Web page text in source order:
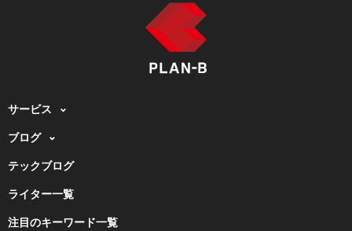
サービス
ブログ
テックブログ
ライター一覧
注目のキーワード一覧